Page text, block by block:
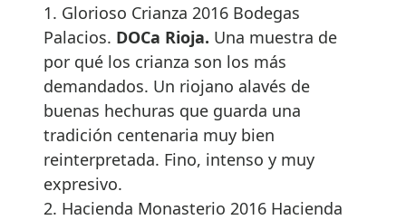
1. Glorioso Crianza 2016 Bodegas
Palacios. DOCa Rioja. Una muestra de
por qué los crianza son los más
demandados. Un riojano alavés de
buenas hechuras que guarda una
tradición centenaria muy bien
reinterpretada. Fino, intenso y muy
expresivo.
2. Hacienda Monasterio 2016 Hacienda